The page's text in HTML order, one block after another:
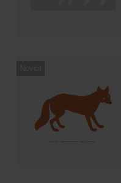
Area hospitality